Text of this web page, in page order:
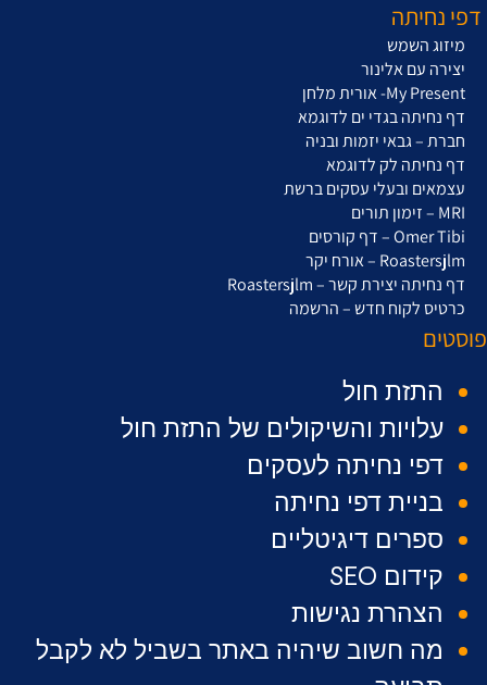
דפי נחיתה
מיזוג השמש
יצירה עם אלינור
My Present- אורית מלחן
דף נחיתה בגדי ים לדוגמא
חברת – גבאי יזמות ובניה
דף נחיתה לק לדוגמא
עצמאים ובעלי עסקים ברשת
MRI – זימון תורים
Omer Tibi – דף קורסים
Roastersjlm – אורח יקר
דף נחיתה יצירת קשר – Roastersjlm
כרטיס לקוח חדש – הרשמה
פוסטים
התזת חול
עלויות והשיקולים של התזת חול
דפי נחיתה לעסקים
בניית דפי נחיתה
ספרים דיגיטליים
קידום SEO
הצהרת נגישות
מה חשוב שיהיה באתר בשביל לא לקבל